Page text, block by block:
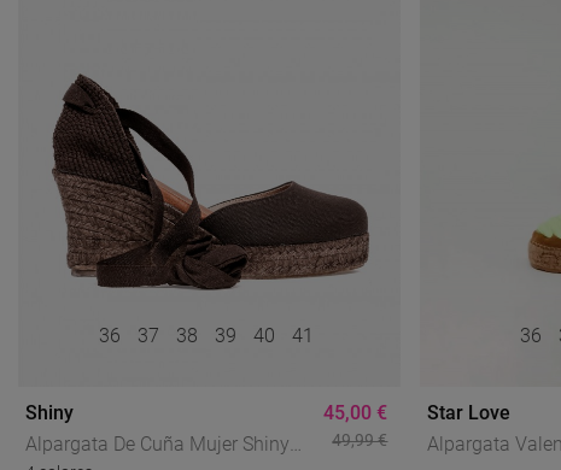
36 37 38 39 40 41
Shiny
Alpargata De Cuña Mujer Shiny
45,00 €
49,99 €
36
Star Love
Alpargata